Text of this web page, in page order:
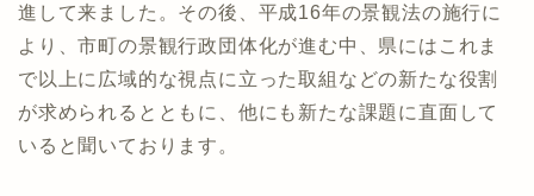
進して来ました。その後、平成16年の景観法の施行に
より、市町の景観行政団体化が進む中、県にはこれま
で以上に広域的な視点に立った取組などの新たな役割
が求められるとともに、他にも新たな課題に直面して
いると聞いております。